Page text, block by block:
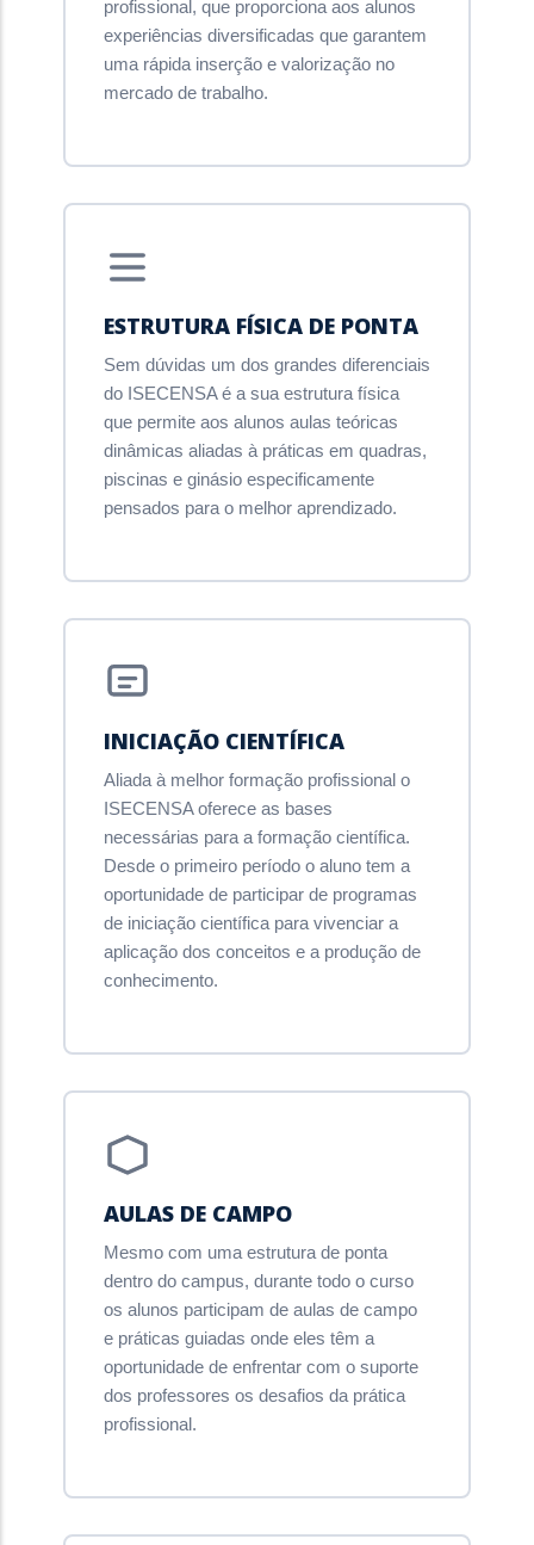
profissional, que proporciona aos alunos
experiências diversificadas que garantem
uma rápida inserção e valorização no
mercado de trabalho.
ESTRUTURA FÍSICA DE PONTA
Sem dúvidas um dos grandes diferenciais
do ISECENSA é a sua estrutura física
que permite aos alunos aulas teóricas
dinâmicas aliadas à práticas em quadras,
piscinas e ginásio especificamente
pensados para o melhor aprendizado.
INICIAÇÃO CIENTÍFICA
Aliada à melhor formação profissional o
ISECENSA oferece as bases
necessárias para a formação científica.
Desde o primeiro período o aluno tem a
oportunidade de participar de programas
de iniciação científica para vivenciar a
aplicação dos conceitos e a produção de
conhecimento.
AULAS DE CAMPO
Mesmo com uma estrutura de ponta
dentro do campus, durante todo o curso
os alunos participam de aulas de campo
e práticas guiadas onde eles têm a
oportunidade de enfrentar com o suporte
dos professores os desafios da prática
profissional.